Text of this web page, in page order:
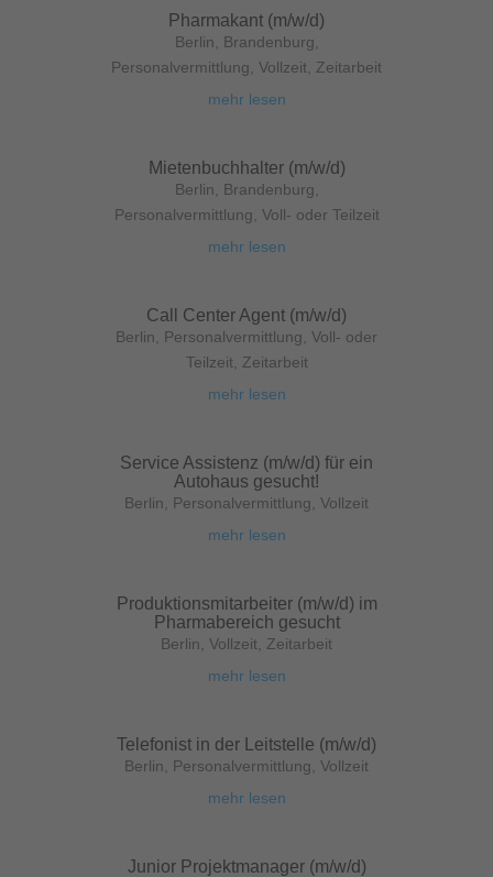
Pharmakant (m/w/d)
Berlin Brandenburg
Personalvermittlung Vollzeit Zeitarbeit
mehr lesen
Mietenbuchhalter (m/w/d)
Berlin Brandenburg
Personalvermittlung Voll- oder Teilzeit
mehr lesen
Call Center Agent (m/w/d)
Berlin Personalvermittlung Voll- oder
Teilzeit, Zeitarbeit
mehr lesen
Service Assistenz (m/w/d) für ein
Autohaus gesucht!
Berlin Personalvermittlung Vollzeit
mehr lesen
Produktionsmitarbeiter (m/w/d) im
Pharmabereich gesucht
Berlin Vollzeit Zeitarbeit
mehr lesen
Telefonist in der Leitstelle (m/w/d)
Berlin Personalvermittlung Vollzeit
mehr lesen
Junior Projektmanager (m/w/d)